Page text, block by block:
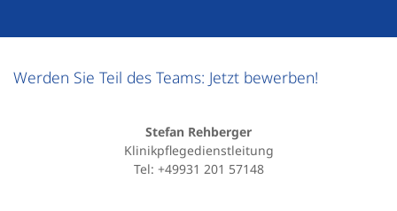
Werden Sie Teil des Teams: Jetzt bewerben!
Stefan Rehberger
Klinikpflegedienstleitung
Tel: +49931 201 57148